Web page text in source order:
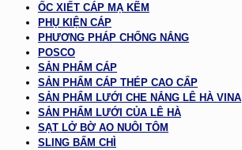
ỐC XIẾT CÁP MẠ KẼM
PHỤ KIỆN CÁP
PHƯƠNG PHÁP CHỐNG NẮNG
POSCO
SẢN PHẨM CÁP
SẢN PHẨM CÁP THÉP CAO CẤP
SẢN PHẨM LƯỚI CHE NẮNG LÊ HÀ VINA
SẢN PHẨM LƯỚI CỦA LÊ HÀ
SẠT LỞ BỜ AO NUÔI TÔM
SLING BẤM CHÌ